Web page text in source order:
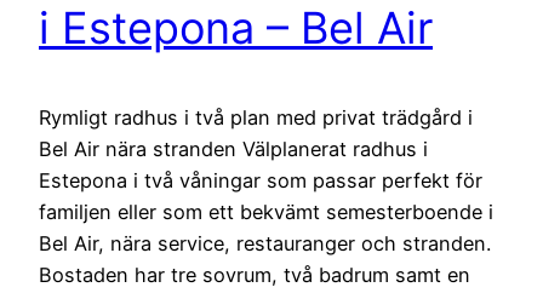
i Estepona – Bel Air
Rymligt radhus i två plan med privat trädgård i
Bel Air nära stranden Välplanerat radhus i
Estepona i två våningar som passar perfekt för
familjen eller som ett bekvämt semesterboende i
Bel Air, nära service, restauranger och stranden.
Bostaden har tre sovrum, två badrum samt en